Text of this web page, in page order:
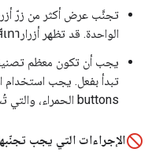
تجنَّب عرض أكثر من زرّ
الواحدة. قد تظهر أزرارสีเทา بشكل متكرر.
يجب أن تكون معظم
تبدأ بفعل. يجب استخدام
buttons الحمراء، والتي تُستخدَم عادةً لإنشاء الإجراءات.
الإجراءات التي يجب